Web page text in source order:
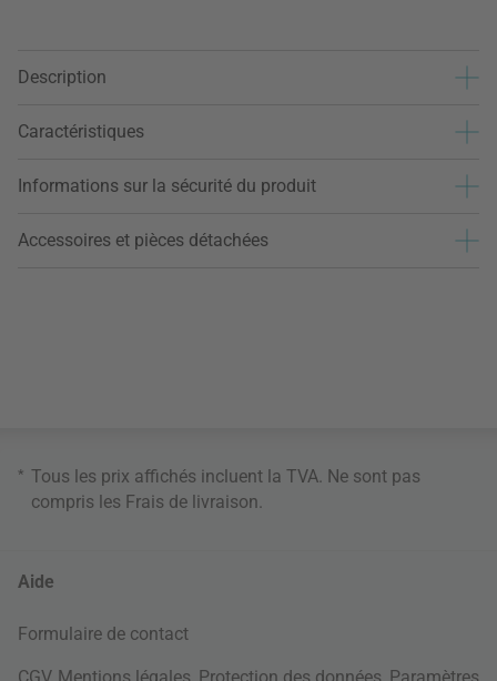
Description
Caractéristiques
Informations sur la sécurité du produit
Accessoires et pièces détachées
* Tous les prix affichés incluent la TVA. Ne sont pas
compris les Frais de livraison
Aide
Formulaire de contact